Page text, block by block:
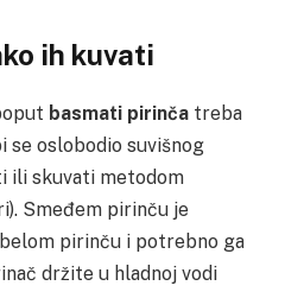
ih kuvati
basmati pirinča treba
se oslobodio suvišnog
ili skuvati metodom
Smeđem pirinču je
pirinču i potrebno ga
držite u hladnoj vodi